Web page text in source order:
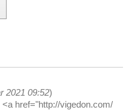
2021 09:52)
href="http://vigedon.com/